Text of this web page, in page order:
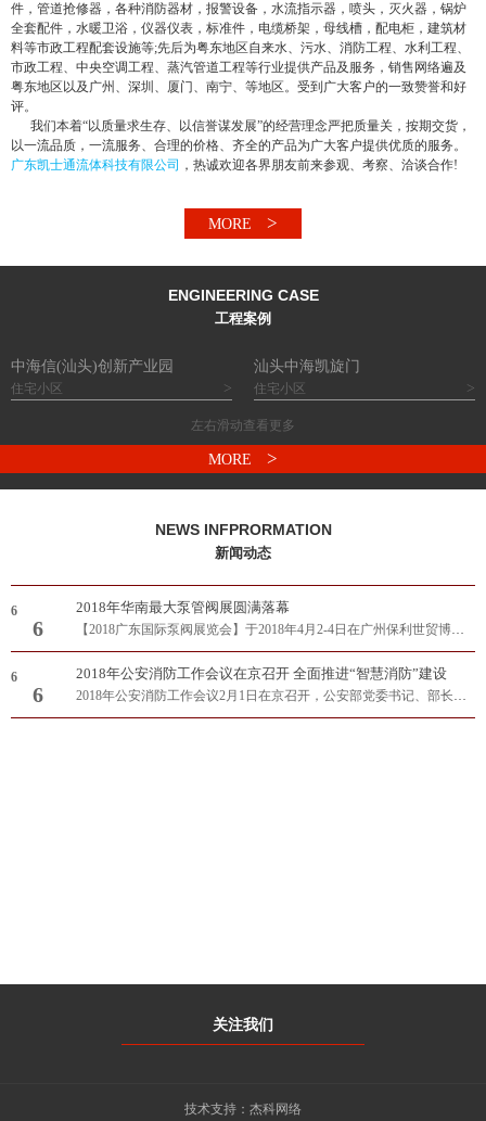
件，管道抢修器，各种消防器材，报警设备，水流指示器，喷头，灭火器，锅炉
全套配件，水暖卫浴，仪器仪表，标准件，电缆桥架，母线槽，配电柜，建筑材
料等市政工程配套设施等;先后为粤东地区自来水、污水、消防工程、水利工程、
市政工程、中央空调工程、蒸汽管道工程等行业提供产品及服务，销售网络遍及
粤东地区以及广州、深圳、厦门、南宁、等地区。受到广大客户的一致赞誉和好
评。
我们本着“以质量求生存、以信誉谋发展”的经营理念严把质量关，按期交货，
以一流品质，一流服务、合理的价格、齐全的产品为广大客户提供优质的服务。
广东凯士通流体科技有限公司 ，热诚欢迎各界朋友前来参观、考察、洽谈合作!
MORE >
ENGINEERING CASE
工程案例
中海信(汕头)创新产业园
住宅小区 >
汕头中海凯旋门
住宅小区 >
左右滑动查看更多
MORE >
NEWS INFPRORMATION
新闻动态
6
6
2018年华南最大泵管阀展圆满落幕
【2018广东国际泵阀展览会】于2018年4月2-4日在广州保利世贸博览馆隆重举办！展会总规模达40,000平方米，800多家国内外参展企业，超35,000专业观..
6
6
2018年公安消防工作会议在京召开 全面推进“智慧消防”建设
2018年公安消防工作会议2月1日在京召开，公安部党委书记、部长赵克志出席并讲话。他强调，各级公安机关和消防部队要坚持以习近平新时代中国特色社..
关注我们
技术支持： 杰科网络